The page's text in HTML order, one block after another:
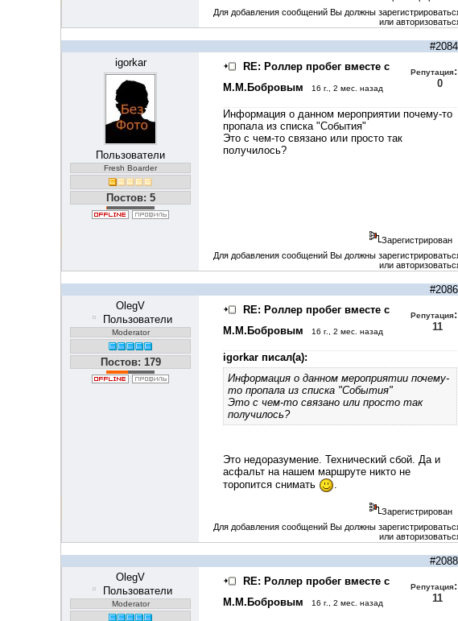
Для добавления сообщений Вы должны
или
#2084
igorkar
Пользователи
Fresh Boarder
Постов: 5
RE: Роллер пробег вместе с
М.М.Бобровым
16 г., 2 мес. назад
Репутация:
0
Информация о данном мероприятии почему-то
пропала из списка "События"
Это с чем-то связано или просто так
получилось?
Зарегистрирован
Для добавления сообщений Вы должны
или
#2086
OlegV
Пользователи
Moderator
Постов: 179
RE: Роллер пробег вместе с
М.М.Бобровым
16 г., 2 мес. назад
Репутация:
11
igorkar писал(а):
Информация о данном мероприятии почему-
то пропала из списка "События"
Это с чем-то связано или просто так
получилось?
Это недоразумение. Технический сбой. Да и
асфальт на нашем маршруте никто не
торопится снимать
Зарегистрирован
Для добавления сообщений Вы должны
или
#2088
OlegV
Пользователи
Moderator
RE: Роллер пробег вместе с
М.М.Бобровым
16 г., 2 мес. назад
Репутация:
11